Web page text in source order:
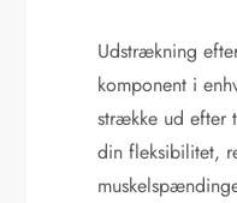
Udstrækning
komponent i
strække ud efter
din fleksibilitet,